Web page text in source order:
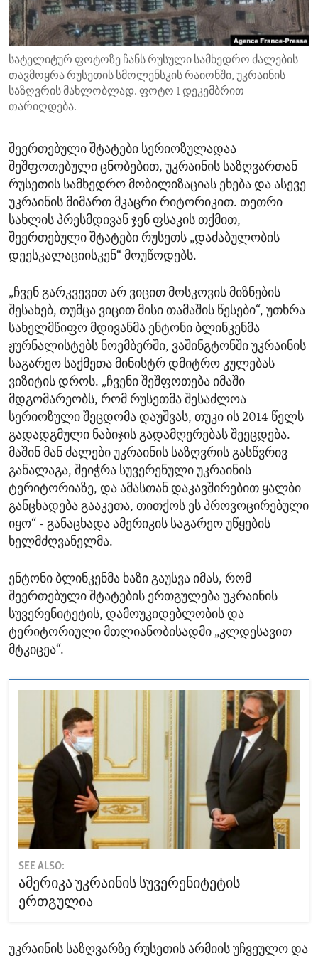
ENVIRONMENT AND HEALTH
IDEALS AND INSTITUTIONS
სატელიტურ ფოტოზე ჩანს რუსული სამხედრო ძალების
თავმოყრა რუსეთის სმოლენსკის რაიონში, უკრაინის
საზღვრის მახლობლად. ფოტო 1 დეკემბრით
თარიღდება.
შეერთებული შტატები სერიოზულადაა
შეშფოთებული ცნობებით, უკრაინის საზღვართან
რუსეთის სამხედრო მობილიზაციას ეხება და ასევე
უკრაინის მიმართ მკაცრი რიტორიკით. თეთრი
სახლის პრესმდივან ჯენ ფსაკის თქმით,
შეერთებული შტატები რუსეთს „დაძაბულობის
დეესკალაციისკენ“ მოუწოდებს.
„ჩვენ გარკვევით არ ვიცით მოსკოვის მიზნების
შესახებ, თუმცა ვიცით მისი თამაშის წესები“, უთხრა
სახელმწიფო მდივანმა ენტონი ბლინკენმა
ჟურნალისტებს ნოემბერში, ვაშინგტონში უკრაინის
საგარეო საქმეთა მინისტრ დმიტრო კულებას
ვიზიტის დროს. „ჩვენი შეშფოთება იმაში
მდგომარეობს, რომ რუსეთმა შესაძლოა
სერიოზული შეცდომა დაუშვას, თუკი ის 2014 წელს
გადადგმული ნაბიჯის გადამღერებას შეეცდება.
მაშინ მან ძალები უკრაინის საზღვრის გასწვრივ
განალაგა, შეიჭრა სუვერენული უკრაინის
ტერიტორიაზე, და ამასთან დაკავშირებით ყალბი
განცხადება გააკეთა, თითქოს ეს პროვოცირებული
იყო“ - განაცხადა ამერიკის საგარეო უწყების
ხელმძღვანელმა.
ენტონი ბლინკენმა ხაზი გაუსვა იმას, რომ
შეერთებული შტატების ერთგულება უკრაინის
სუვერენიტეტის, დამოუკიდებლობის და
ტერიტორიული მთლიანობისადმი „კლდესავით
მტკიცეა“.
SEE ALSO:
ამერიკა უკრაინის სუვერენიტეტის
ერთგულია
უკრაინის საზღვარზე რუსეთის არმიის უჩვეულო და